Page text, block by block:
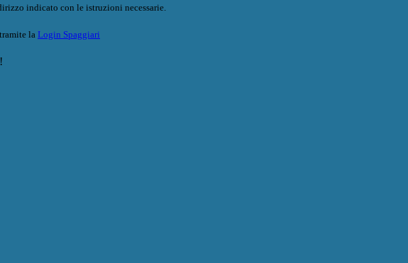
indicato con le istruzioni necessarie.
la Login Spaggiari